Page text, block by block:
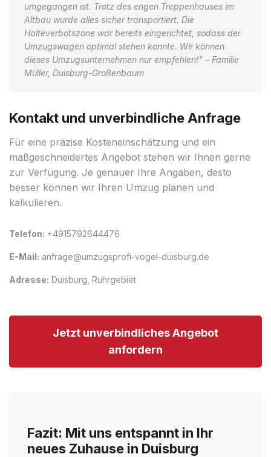
umgegangen ist. Trotz des engen Treppenhauses im
Altbau wurde alles sicher transportiert. Die
Halteverbotszone war bereits eingerichtet, sodass der
Umzugswagen optimal stehen konnte. Wir können
dieses Umzugsunternehmen nur empfehlen!“ – Familie
Müller, Duisburg-Großenbaum
Kontakt und unverbindliche Anfrage
Für eine präzise Kosteneinschätzung und ein
maßgeschneidertes Angebot stehen wir Ihnen gerne
zur Verfügung. Je genauer Ihre Angaben, desto
besser können wir Ihren Umzug planen und
kalkulieren.
Telefon: +4915792644476
E-Mail: anfrage@umzugsprofi-vogel-duisburg.de
Adresse: Duisburg, Ruhrgebiet
Jetzt unverbindliches Angebot
anfordern
Fazit: Mit uns entspannt in Ihr
neues Zuhause in Duisburg